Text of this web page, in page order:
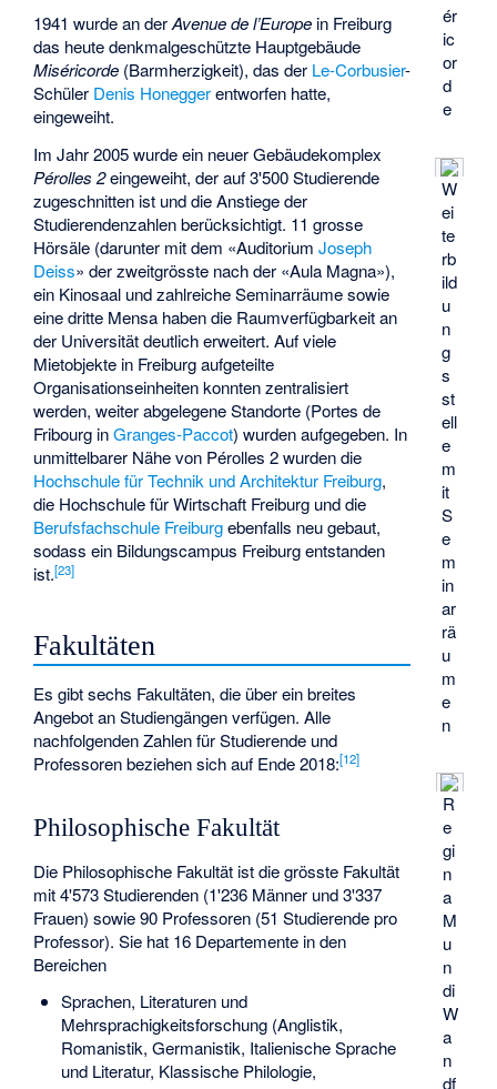
ér
ic
or
d
e
W
ei
te
rb
ild
u
n
g
s
st
ell
e
m
it
S
e
m
in
ar
rä
u
m
e
n
R
e
gi
n
a
M
u
n
di
W
a
n
df
1941 wurde an derAvenue de l’Europe in Freiburg
das heute denkmalgeschützte Hauptgebäude
Miséricorde (Barmherzigkeit), das der Le-Corbusier-
Schüler Denis Honeggerentworfen hatte,
eingeweiht.
Im Jahr 2005 wurde ein neuer Gebäudekomplex
Pérolles 2eingeweiht, der auf 3'500 Studierende
zugeschnitten ist und die Anstiege der
Studierendenzahlen berücksichtigt. 11 grosse
Hörsäle (darunter mit dem «AuditoriumJoseph
Deiss» der zweitgrösste nach der «Aula Magna»),
ein Kinosaal und zahlreiche Seminarräume sowie
eine dritte Mensa haben die Raumverfügbarkeit an
der Universität deutlich erweitert. Auf viele
Mietobjekte in Freiburg aufgeteilte
Organisationseinheiten konnten zentralisiert
werden, weiter abgelegene Standorte (Portes de
Fribourg inGranges-Paccot) wurden aufgegeben. In
unmittelbarer Nähe von Pérolles 2 wurden die
Hochschule für Technik und Architektur Freiburg,
die Hochschule für Wirtschaft Freiburg und die
Berufsfachschule Freiburgebenfalls neu gebaut,
sodass ein Bildungscampus Freiburg entstanden
ist.[23]
Fakultäten
Es gibt sechs Fakultäten, die über ein breites
Angebot an Studiengängen verfügen. Alle
nachfolgenden Zahlen für Studierende und
Professoren beziehen sich auf Ende 2018:[12]
Philosophische Fakultät
Die Philosophische Fakultät ist die grösste Fakultät
mit 4'573 Studierenden (1'236 Männer und 3'337
Frauen) sowie 90 Professoren (51 Studierende pro
Professor). Sie hat 16 Departemente in den
Bereichen
Sprachen, Literaturen und
Mehrsprachigkeitsforschung (Anglistik,
Romanistik, Germanistik, Italienische Sprache
und Literatur, Klassische Philologie,